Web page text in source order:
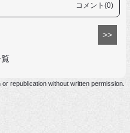
コメント(0)
>>
republication without written permission.